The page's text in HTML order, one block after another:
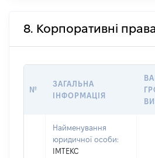
8. Корпоративні права
№
ЗАГАЛЬНА
ІНФОРМАЦІЯ
Найменування
юридичної особи:
ІМТЕКС